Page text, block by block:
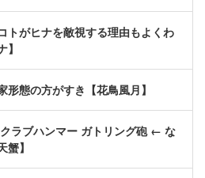
トがヒナを敵視する理由もよくわ
形態の方がすき【花鳥風月】
クラブハンマー ガトリング砲 ← な
】